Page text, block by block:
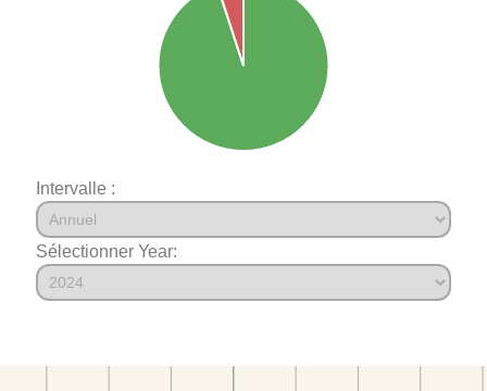
Intervalle :
Sélectionner Year: